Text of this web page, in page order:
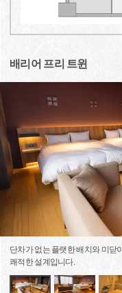
배리어 프리 트윈
단차가 없는 플랫한 배치와 미닫
쾌적한 설계입니다.